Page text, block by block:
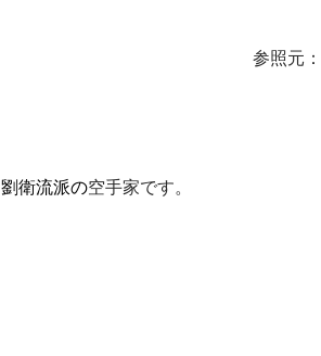
参照元：
劉衛流派の空手家です。